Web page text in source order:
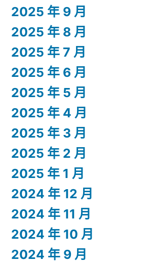
2025 年 9 月
2025 年 8 月
2025 年 7 月
2025 年 6 月
2025 年 5 月
2025 年 4 月
2025 年 3 月
2025 年 2 月
2025 年 1 月
2024 年 12 月
2024 年 11 月
2024 年 10 月
2024 年 9 月